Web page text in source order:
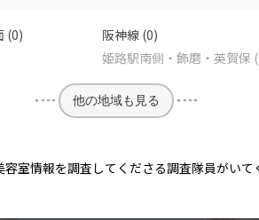
(0) 阪神線 (0)
姫路駅南側・飾磨・英賀保
他の地域も見る
室情報を調査してくださる調査隊員がい